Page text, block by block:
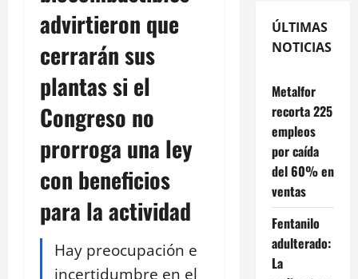
advirtieron que
cerrarán sus
plantas si el
Congreso no
prorroga una ley
con beneficios
para la actividad
Hay preocupación e
incertidumbre en el
ÚLTIMAS
NOTICIAS
Metalfor
recorta 225
empleos
por caída
del 60% en
ventas
Fentanilo
adulterado:
La